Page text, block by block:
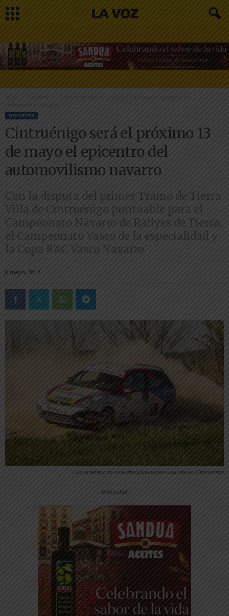
Inicio
Cintruénigo será el próximo 13 de mayo el epicentro del
automovilismo navarro
DEPORTES
Cintruénigo será el próximo 13
de mayo el epicentro del
automovilismo navarro
Con la disputa del primer Tramo de Tierra
Villa de Cintruénigo puntuable para el
Campeonato Navarro de Rallyes de Tierra,
el Campeonato Vasco de la especialidad y
la Copa RAC Vasco Navarro
8 mayo, 2017
Los amantes de esta disciplina tienen una cita en Cintruénigo
-- Publicidad --